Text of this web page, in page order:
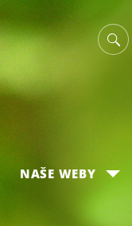
v
NAŠE WEBY